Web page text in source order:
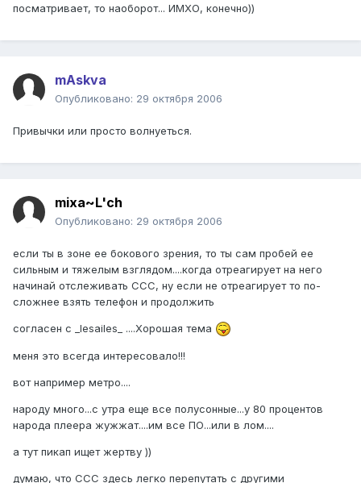
посматривает, то наоборот... ИМХО, конечно))
mAskva
Опубликовано: 29 октября 2006
Привычки или просто волнуеться.
mixa~L'ch
Опубликовано: 29 октября 2006
если ты в зоне ее бокового зрения, то ты сам пробей ее
сильным и тяжелым взглядом....когда отреагирует на него
начинай отслеживать ССС, ну если не отреагирует то по-
сложнее взять телефон и продолжить
согласен с _lesailes_ ....Хорошая тема
меня это всегда интересовало!!!
вот например метро....
народу много...с утра еще все полусонные...у 80 процентов
народа плеера жужжат....им все ПО...или в лом....
а тут пикап ищет жертву ))
думаю, что ССС здесь легко перепутать с другими